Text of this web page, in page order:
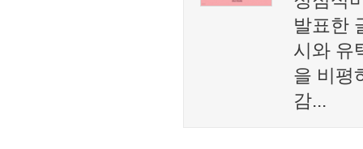
발표한
시와 유
을 비평
감...